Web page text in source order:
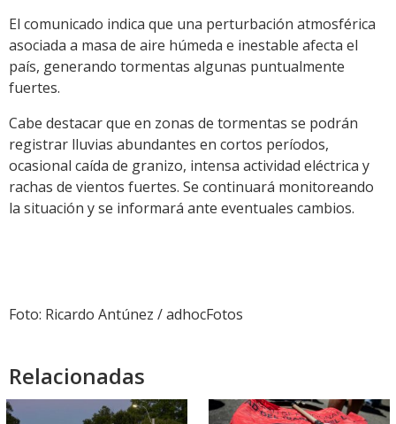
El comunicado indica que una perturbación atmosférica
asociada a masa de aire húmeda e inestable afecta el
país, generando tormentas algunas puntualmente
fuertes.
Cabe destacar que en zonas de tormentas se podrán
registrar lluvias abundantes en cortos períodos,
ocasional caída de granizo, intensa actividad eléctrica y
rachas de vientos fuertes. Se continuará monitoreando
la situación y se informará ante eventuales cambios.
Foto: Ricardo Antúnez / adhocFotos
Relacionadas